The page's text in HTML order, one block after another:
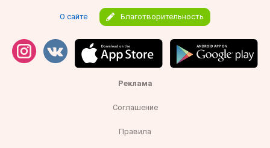
О сайте Благотворительность
Реклама
Соглашение
Правила